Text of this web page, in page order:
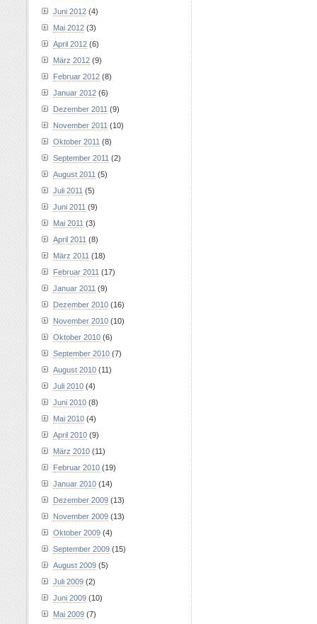
Juni 2012 (4)
Mai 2012 (3)
April 2012 (6)
März 2012 (9)
Februar 2012 (8)
Januar 2012 (6)
Dezember 2011 (9)
November 2011 (10)
Oktober 2011 (8)
September 2011 (2)
August 2011 (5)
Juli 2011 (5)
Juni 2011 (9)
Mai 2011 (3)
April 2011 (8)
März 2011 (18)
Februar 2011 (17)
Januar 2011 (9)
Dezember 2010 (16)
November 2010 (10)
Oktober 2010 (6)
September 2010 (7)
August 2010 (11)
Juli 2010 (4)
Juni 2010 (8)
Mai 2010 (4)
April 2010 (9)
März 2010 (11)
Februar 2010 (19)
Januar 2010 (14)
Dezember 2009 (13)
November 2009 (13)
Oktober 2009 (4)
September 2009 (15)
August 2009 (5)
Juli 2009 (2)
Juni 2009 (10)
Mai 2009 (7)